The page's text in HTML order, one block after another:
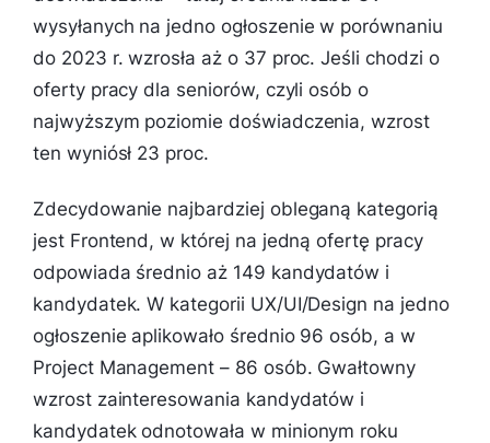
wysyłanych na jedno ogłoszenie w porównaniu
do 2023 r. wzrosła aż o 37 proc. Jeśli chodzi o
oferty pracy dla seniorów, czyli osób o
najwyższym poziomie doświadczenia, wzrost
ten wyniósł 23 proc.
Zdecydowanie najbardziej obleganą kategorią
jest Frontend, w której na jedną ofertę pracy
odpowiada średnio aż 149 kandydatów i
kandydatek. W kategorii UX/UI/Design na jedno
ogłoszenie aplikowało średnio 96 osób, a w
Project Management – 86 osób. Gwałtowny
wzrost zainteresowania kandydatów i
kandydatek odnotowała w minionym roku